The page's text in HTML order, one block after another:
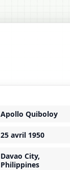
Apollo Quiboloy
25 avril 1950
Davao City,
Philippines